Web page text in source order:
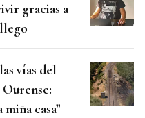
gracias a
vías del
casa”